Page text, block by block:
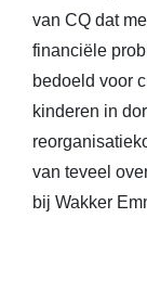
van CQ dat
financiële
bedoeld voor
kinderen in
van teveel
bij Wakker